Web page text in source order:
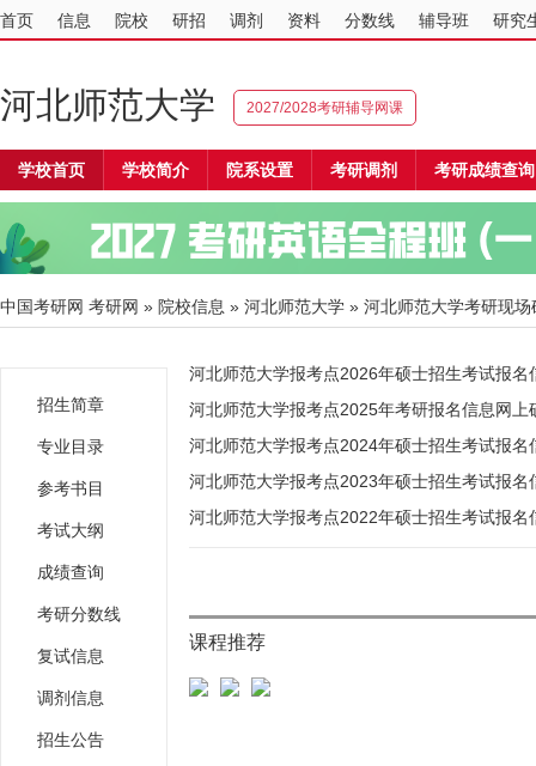
首页 信息 院校 研招 调剂 资料 分数线 辅导班 研究
河北师范大学 2027/2028考研辅导网课
学校首页 学校简介 院系设置 考研调剂 考研成绩查询
中国考研网 考研网 » 院校信息 » 河北师范大学 » 河北师范大学考研现场
招生简章
专业目录
参考书目
考试大纲
成绩查询
考研分数线
复试信息
调剂信息
招生公告
河北师范大学报考点2026年硕士招生考试报名
河北师范大学报考点2025年考研报名信息网上
河北师范大学报考点2024年硕士招生考试报名
河北师范大学报考点2023年硕士招生考试报名
河北师范大学报考点2022年硕士招生考试报名
课程推荐